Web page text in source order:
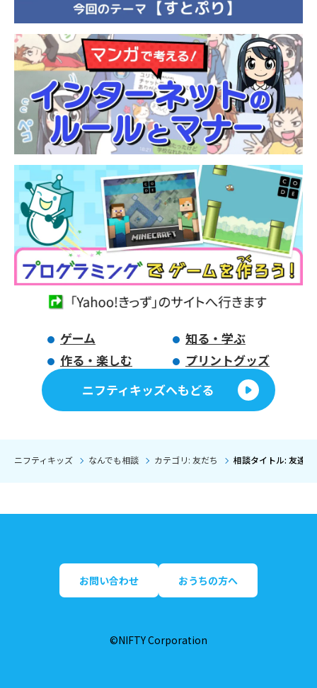
ゲーム
知る・学ぶ
作る・楽しむ
プリントグッズ
ニフティキッズへもどる
ニフティキッズ なんでも相談 カテゴリ: 友だち 相談タイトル: 友達
お問い合わせ おうちの方へ
©NIFTY Corporation